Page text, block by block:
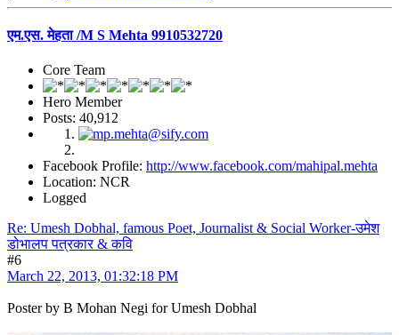
एम.एस. मेहता /M S Mehta 9910532720
Core Team
Hero Member
Posts: 40,912
Facebook Profile: http://www.facebook.com/mahipal.mehta
Location: NCR
Logged
Re: Umesh Dobhal, famous Poet, Journalist & Social Worker-उमेश
डोभालप पत्रकार & कवि
#6
March 22, 2013, 01:32:18 PM
Poster by B Mohan Negi for Umesh Dobhal